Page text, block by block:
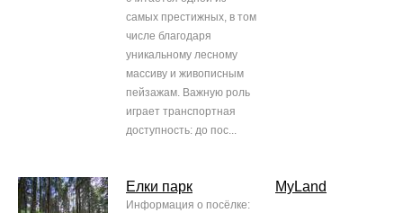
самых престижных, в том
числе благодаря
уникальному лесному
массиву и живописным
пейзажам. Важную роль
играет транспортная
доступность: до пос...
Елки парк
Информация о посёлке:
MyLand